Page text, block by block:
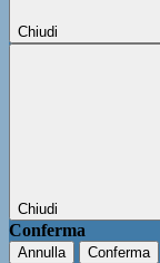
Chiudi
Chiudi
Conferma
Annulla Conferma